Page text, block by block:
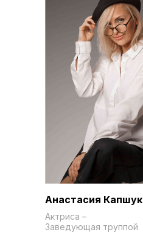
Анастасия Капшук
Актриса –
Заведующая труппой